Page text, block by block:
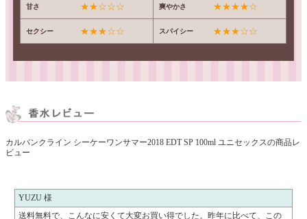
甘さ ★★☆☆☆ 爽やかさ ★★★★☆
セクシー ★★★☆☆ スパイシー ★★★☆☆
カルバンクライン シーケーワンサマー2018 EDT SP 100ml ユニセックスの商品レ
ビュー
YUZU 様
送料無料で、こんなに安くて大変お買い得でした。昨年に比べて、この